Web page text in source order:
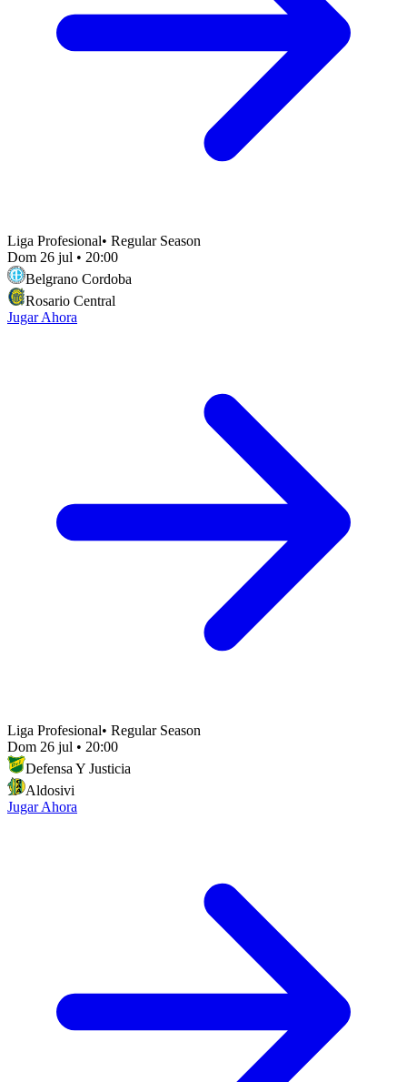
Liga Profesional• Regular Season
Dom 26 jul • 20:00
Belgrano Cordoba
Rosario Central
Jugar Ahora
Liga Profesional• Regular Season
Dom 26 jul • 20:00
Defensa Y Justicia
Aldosivi
Jugar Ahora